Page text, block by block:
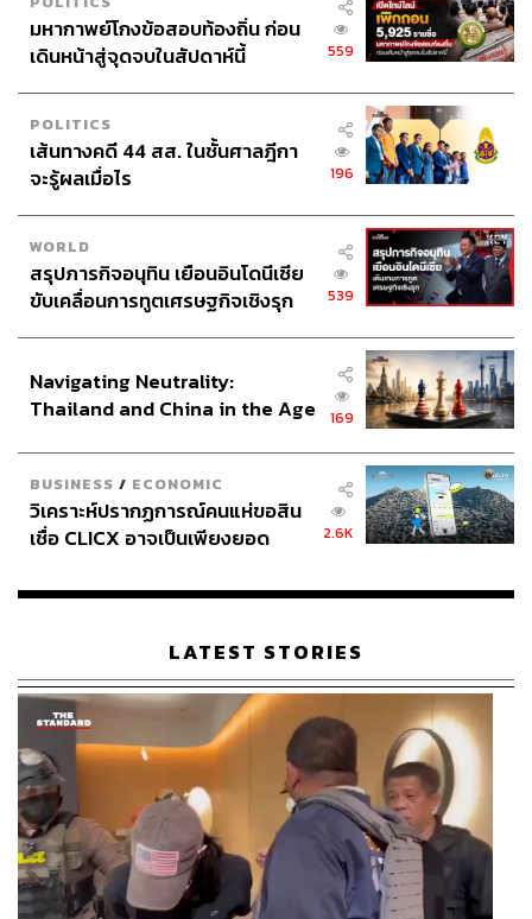
มหากาพย์โกงข้อสอบท้องถิ่น ก่อน
เดินหน้าสู่จุดจบในสัปดาห์นี้
559
POLITICS
เส้นทางคดี 44 สส. ในชั้นศาลฎีกา
จะรู้ผลเมื่อไร
196
WORLD
สรุปภารกิจอนุทิน เยือนอินโดนีเซีย
ขับเคลื่อนการทูตเศรษฐกิจเชิงรุก
539
Navigating Neutrality:
Thailand and China in the Age
169
BUSINESS / ECONOMIC
วิเคราะห์ปรากฏการณ์คนแห่ขอสิน
เชื่อ CLICX อาจเป็นเพียงยอด
เรือนไทยที่ถูกซุกไว้
2.6K
LATEST STORIES